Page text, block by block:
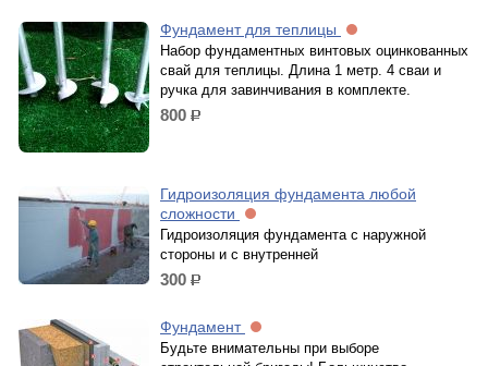
Фундамент для теплицы
Набор фундаментных винтовых оцинкованных
свай для теплицы. Длина 1 метр. 4 сваи и
ручка для завинчивания в комплекте.
800 р.
Гидроизоляция фундамента любой
сложности
Гидроизоляция фундамента с наружной
стороны и с внутренней
300 р.
Фундамент
Будьте внимательны при выборе